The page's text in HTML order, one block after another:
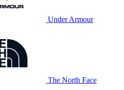
Under Armour
The North Face